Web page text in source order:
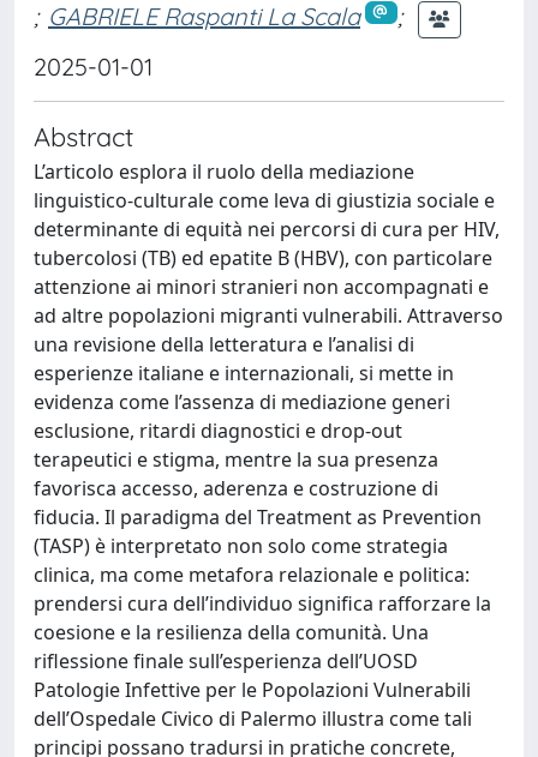
; GABRIELE Raspanti La Scala
;
2025-01-01
Abstract
L’articolo esplora il ruolo della mediazione
linguistico-culturale come leva di giustizia sociale e
determinante di equità nei percorsi di cura per HIV,
tubercolosi (TB) ed epatite B (HBV), con particolare
attenzione ai minori stranieri non accompagnati e
ad altre popolazioni migranti vulnerabili. Attraverso
una revisione della letteratura e l’analisi di
esperienze italiane e internazionali, si mette in
evidenza come l’assenza di mediazione generi
esclusione, ritardi diagnostici e drop-out
terapeutici e stigma, mentre la sua presenza
favorisca accesso, aderenza e costruzione di
fiducia. Il paradigma del Treatment as Prevention
(TASP) è interpretato non solo come strategia
clinica, ma come metafora relazionale e politica:
prendersi cura dell’individuo significa rafforzare la
coesione e la resilienza della comunità. Una
riflessione finale sull’esperienza dell’UOSD
Patologie Infettive per le Popolazioni Vulnerabili
dell’Ospedale Civico di Palermo illustra come tali
principi possano tradursi in pratiche concrete,